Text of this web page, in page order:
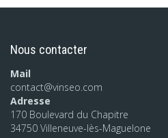
Nous contacter
Mail
contact@vinseo.com
Adresse
170 Boulevard du Chapitre
34750 Villeneuve-lès-Maguelone